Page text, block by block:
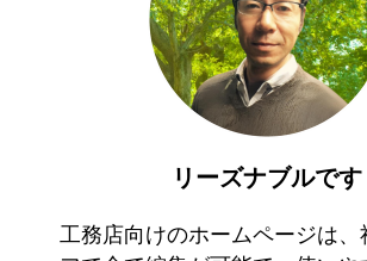
リーズナブルです
工務店向けのホームページは、